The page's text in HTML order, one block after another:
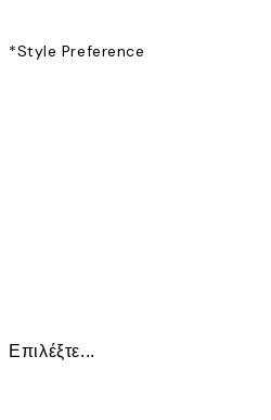
*Style Preference
Επιλέξτε...